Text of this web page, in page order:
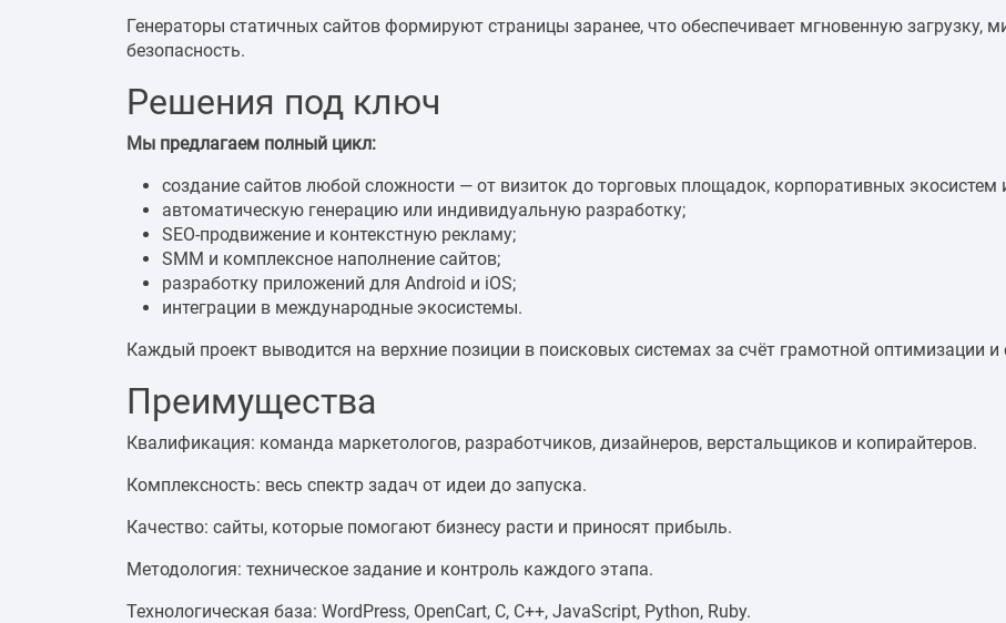
Генераторы статичных сайтов формируют страницы заранее, что обеспечивает мгновенную загрузку,
безопасность.
Решения под ключ
Мы предлагаем полный цикл:
создание сайтов любой сложности — от визиток до торговых площадок, корпоративных экосистем
автоматическую генерацию или индивидуальную разработку;
SEO-продвижение и контекстную рекламу;
SMM и комплексное наполнение сайтов;
разработку приложений для Android и iOS;
интеграции в международные экосистемы.
Каждый проект выводится на верхние позиции в поисковых системах за счёт грамотной оптимизации и
Преимущества
Квалификация: команда маркетологов, разработчиков, дизайнеров, верстальщиков и копирайтеров.
Комплексность: весь спектр задач от идеи до запуска.
Качество: сайты, которые помогают бизнесу расти и приносят прибыль.
Методология: техническое задание и контроль каждого этапа.
Технологическая база: WordPress, OpenCart, C, C++, JavaScript, Python, Ruby.